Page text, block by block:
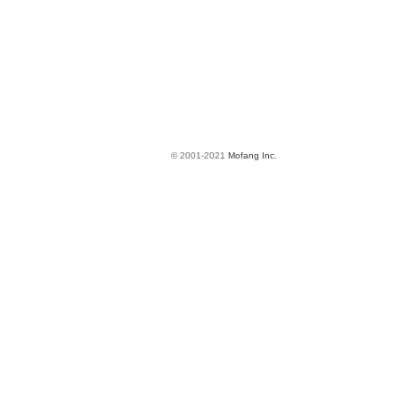
© 2001-2021 Mofang Inc.